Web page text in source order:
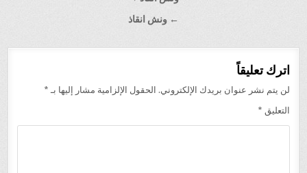
← ونش انقاذ
اترك تعليقاً
لن يتم نشر عنوان بريدك الإلكتروني. الحقول الإلزامية مشار إليها بـ *
التعليق *